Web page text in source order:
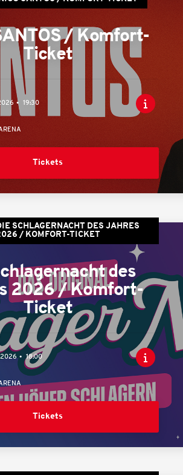
/ Komfort-
Ticket
19:30
Tickets
SCHLAGERNACHT DES JAHRES
/ KOMFORT-TICKET
des
2026 / Komfort-
Ticket
18:00
Tickets